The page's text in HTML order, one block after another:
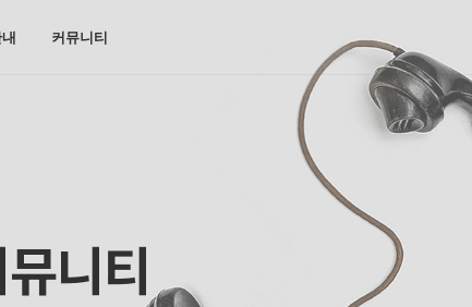
커뮤니티
니티